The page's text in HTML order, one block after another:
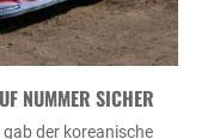
NUMMER SICHER
der koreanische